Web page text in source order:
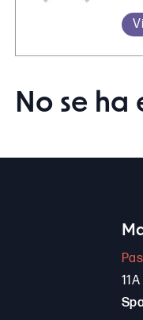
No se ha